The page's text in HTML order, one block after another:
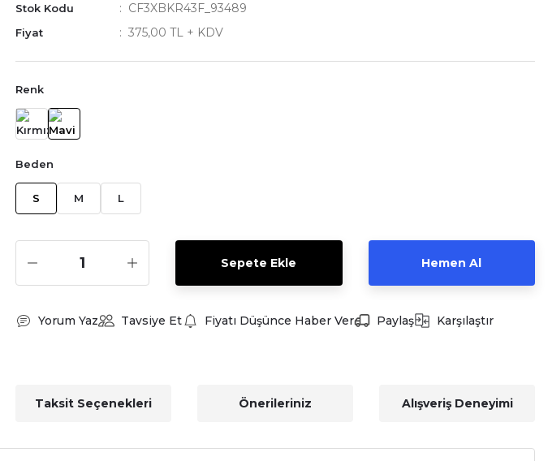
Stok Kodu CF3XBKR43F_93489
Fiyat 375,00 TL + KDV
Renk
Beden
S M L
Sepete Ekle Hemen Al
Yorum Yaz Tavsiye Et Fiyatı Düşünce Haber Ver Paylaş Karşılaştır
Taksit Seçenekleri Önerileriniz Alışveriş Deneyimi